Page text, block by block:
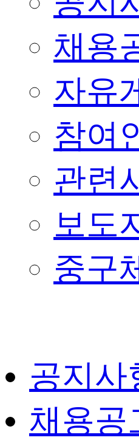
채용
자유
참여
관련
보도
중구
공지사
채용공